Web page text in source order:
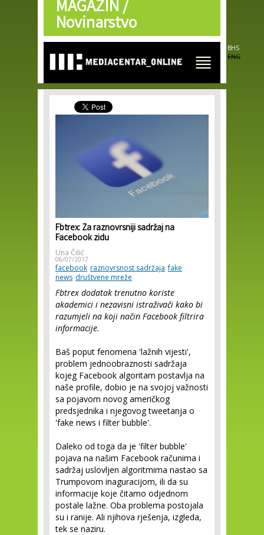
Skip to
main
content
MAGAZIN /
Novinarstvo
BHS
ENG
Fbtrex: Za raznovrsniji sadržaj na
Facebook zidu
Una Čilić
06/07/2017
facebook raznovrsnost sadržaja fake
news društvene mreže
Fbtrex dodatak trenutno koriste
akademici i nezavisni istraživači kako bi
razumjeli na koji način Facebook filtrira
informacije.
Baš poput fenomena 'lažnih vijesti',
problem jednoobraznosti sadržaja
kojeg Facebook algoritam postavlja na
naše profile, dobio je na svojoj važnosti
sa pojavom novog američkog
predsjednika i njegovog tweetanja o
'fake news i filter bubble'.
Daleko od toga da je 'filter bubble'
pojava na našim Facebook računima i
sadržaj uslovljen algoritmima nastao sa
Trumpovom inaguracijom, ili da su
informacije koje čitamo odjednom
postale lažne. Oba problema postojala
su i ranije. Ali njihova rješenja, izgleda,
tek se naziru.